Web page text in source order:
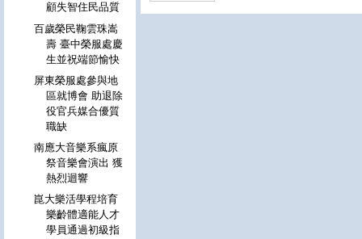
顧失智住民品質
百歲榮民鞠雲珠嵩
壽 臺中榮服處慶
生並祝端節愉快
屏東榮服處參與地
區就博會 助退除
役官兵媒合優質
職缺
南應大音樂系瘋原
祭音樂會演出 獲
熱烈迴響
崑大樂活學程培育
樂齡體適能人才
學員通過初級指